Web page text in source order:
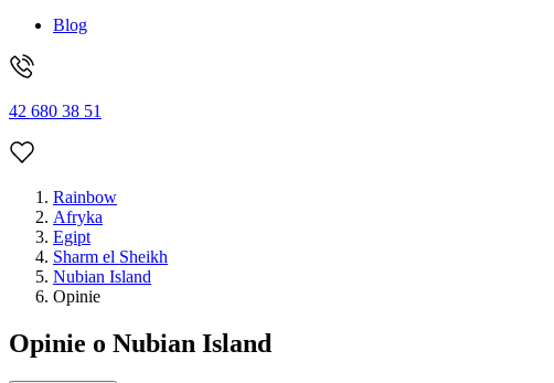
Blog
42 680 38 51
Rainbow
Afryka
Egipt
Sharm el Sheikh
Nubian Island
Opinie
Opinie o Nubian Island